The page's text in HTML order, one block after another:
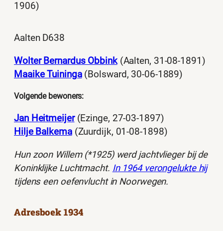
1906)
Aalten D638
Wolter Bernardus Obbink(Aalten, 31-08-1891)
Maaike Tuininga(Bolsward, 30-06-1889)
Volgende bewoners:
Jan Heitmeijer(Ezinge, 27-03-1897)
Hilje Balkema(Zuurdijk, 01-08-1898)
Hun zoon Willem (*1925) werd jachtvlieger bij de
Koninklijke Luchtmacht. In 1964 verongelukte hij
tijdens een oefenvlucht in Noorwegen.
Adresboek 1934